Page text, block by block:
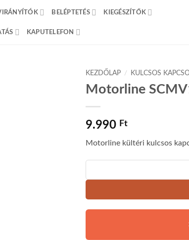
BELÉPTETÉS KIEGÉSZÍTŐK
KAPUTELEFON
KEZDŐLAP / KULCSOS
Motorline
9.990 Ft
Motorline kültéri kulcsos